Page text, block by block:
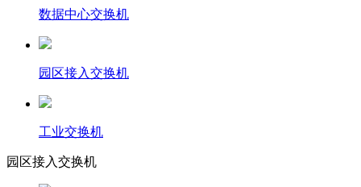
数据中心交换机
园区接入交换机
工业交换机
园区接入交换机